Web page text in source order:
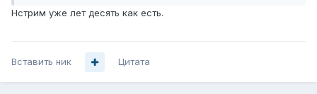
Нстрим уже лет десять как есть.
Вставить ник Цитата